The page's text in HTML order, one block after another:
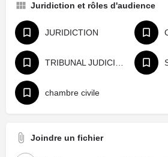
Juridiction et rôles d'audience
JURIDICTION
chambre civile
Joindre un fichier